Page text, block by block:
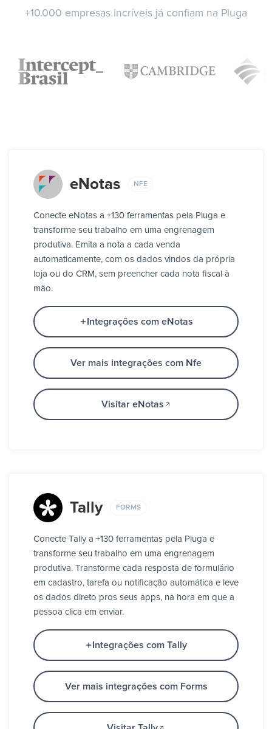
+10.000 empresas incríveis já confiam na Pluga
eNotas NFE
Conecte eNotas a +130 ferramentas pela Pluga e
transforme seu trabalho em uma engrenagem
produtiva. Emita a nota a cada venda
automaticamente, com os dados vindos da própria
loja ou do CRM, sem preencher cada nota fiscal à
mão.
Integrações com eNotas
Ver mais integrações com Nfe
Visitar eNotas
Tally FORMS
Conecte Tally a +130 ferramentas pela Pluga e
transforme seu trabalho em uma engrenagem
produtiva. Transforme cada resposta de formulário
em cadastro, tarefa ou notificação automática e leve
os dados direto pros seus apps, na hora em que a
pessoa clica em enviar.
Integrações com Tally
Ver mais integrações com Forms